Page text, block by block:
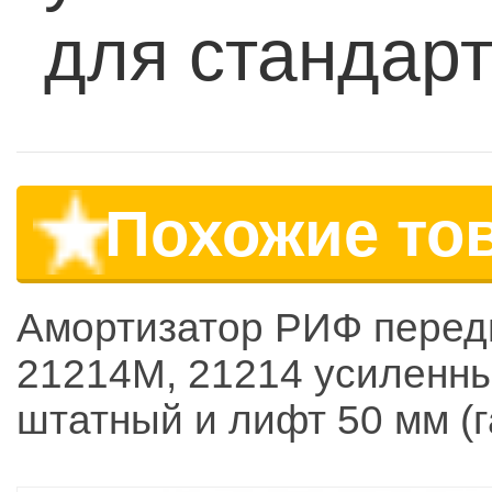
для
Похожие
Амортизатор РИФ
21214М, 21214
штатный и лифт 50 мм